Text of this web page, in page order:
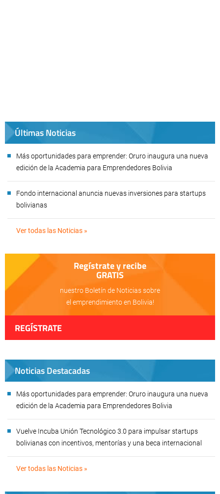
Últimas Noticias
Más oportunidades para emprender: Oruro inaugura una nueva
edición de la Academia para Emprendedores Bolivia
Fondo internacional anuncia nuevas inversiones para startups
bolivianas
Ver todas las Noticias »
Regístrate y recibe
GRATIS
nuestro Boletín de Noticias sobre
el emprendimiento en Bolivia!
REGÍSTRATE
Noticias Destacadas
Más oportunidades para emprender: Oruro inaugura una nueva
edición de la Academia para Emprendedores Bolivia
Vuelve Incuba Unión Tecnológico 3.0 para impulsar startups
bolivianas con incentivos, mentorías y una beca internacional
Ver todas las Noticias »